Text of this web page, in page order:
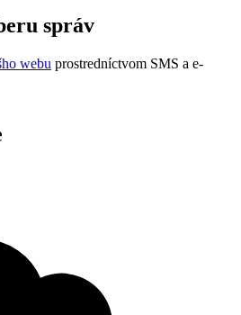
správ
webu prostredníctvom SMS a e-